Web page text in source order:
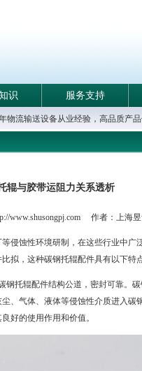
识 服务支持
物流输送设备从业经验，高品质产
辊与胶带运阻力关系透析
www.shusongpj.com 作者：上海
侵蚀性环境研制，在这些行业中广
拟，这种碳钢托辊配件具有以下特
钢托辊配件结构公道，密封可靠。
、气体、液体等侵蚀性介质进入碳
好的使用作用和价值。